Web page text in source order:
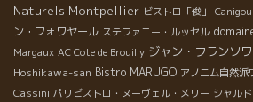
Naturels Montpellier ビストロ「俊」 Canigou
ン・フォワヤール ステファニー・ルッセル
Margaux AC Cote de Brouilly ジャン・フランソ
Hoshikawa-san Bistro MARUGO アノニム自然派
Cassini パリビストロ・ヌーヴェル・メリー シャル